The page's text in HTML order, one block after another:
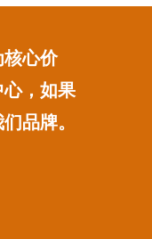
核心价
，如果
品牌。